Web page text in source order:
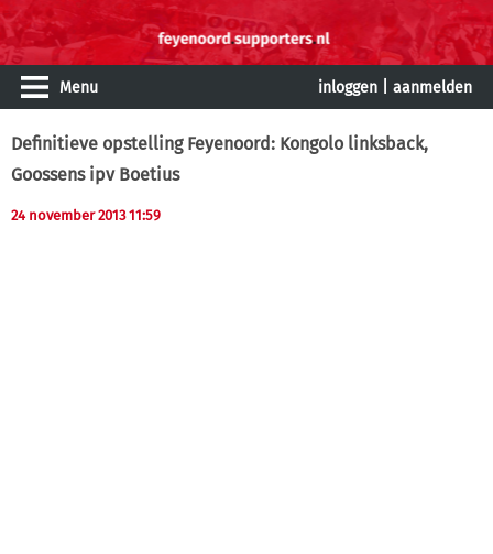
Menu inloggen aanmelden
Definitieve opstelling Feyenoord: Kongolo linksback,
Goossens ipv Boetius
24 november 2013 11:59